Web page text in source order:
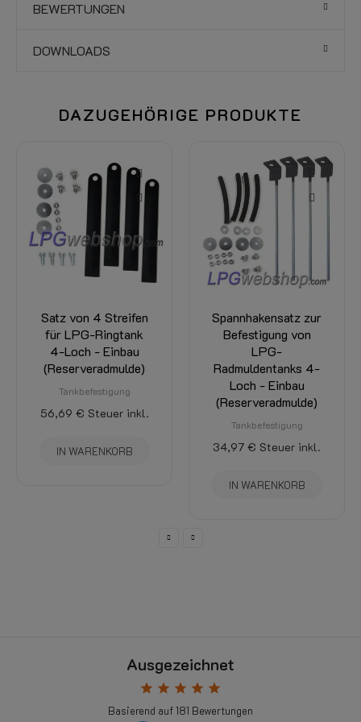
BEWERTUNGEN
DOWNLOADS
DAZUGEHÖRIGE PRODUKTE
Spannhakensatz zur
Befestigung von
LPG-
Radmuldentanks 4-
Loch - Einbau
(Reserveradmulde)
34,97 € Steuer inkl.
-20%
LPG-Füllschlauch,
Länge 0,5 m – 3,0 m
RxR – Anschlüsse:
gerade – gerade 1/2
UNF
LPG-Füllschlauch
36,81 €
29,45 € Steuer inkl.
SELECT OPTIONS
Ausgezeichnet
star star star star star
Basierend auf181 Bewertungen